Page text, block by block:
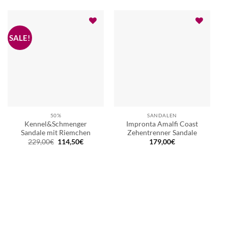
50%
Kennel&Schmenger
Sandale mit Riemchen
229,00€ Ursprünglicher
Preis
114,50€Aktueller
SANDALEN
Impronta Amalfi Coast
Zehentrenner Sandale
179,00€